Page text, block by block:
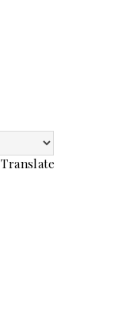
Translate